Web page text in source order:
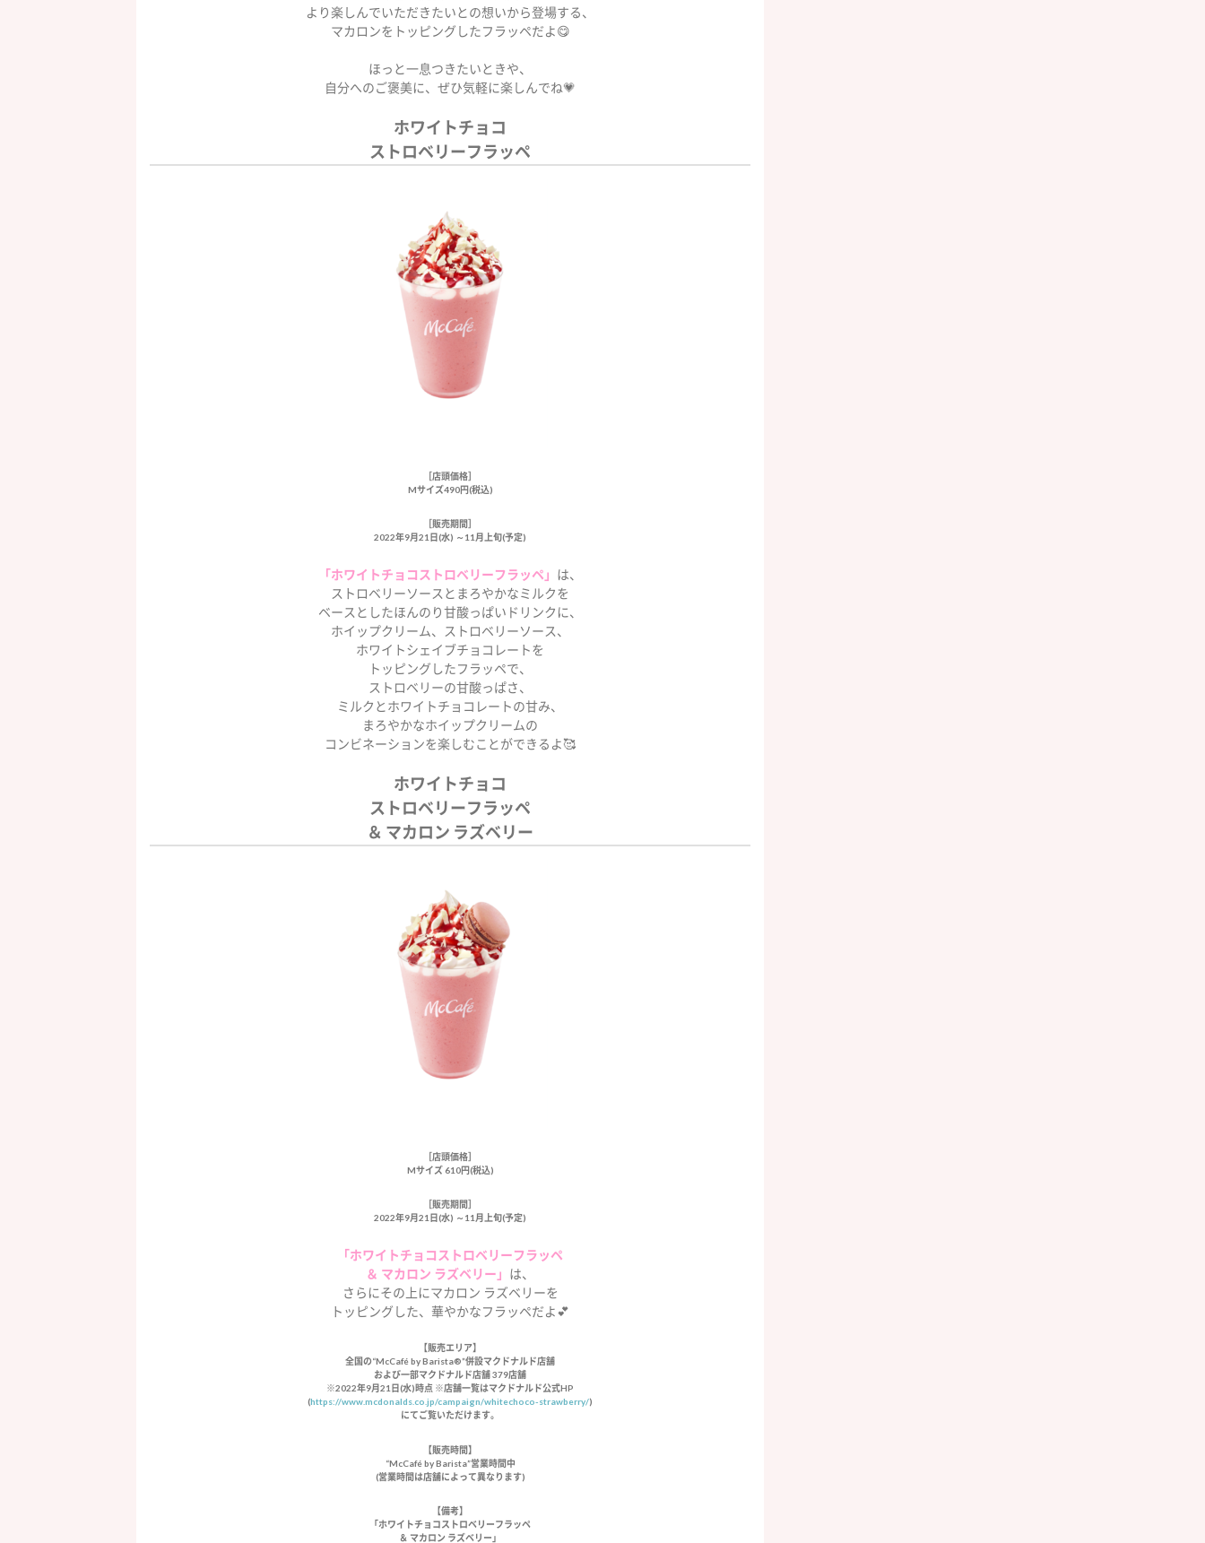
より楽しんでいただきたいとの想いから登場する、
マカロンをトッピングしたフラッペだよ😋
ほっと一息つきたいときや、
自分へのご褒美に、ぜひ気軽に楽しんでね💗
ホワイトチョコ
ストロベリーフラッペ
［店頭価格］
Mサイズ490円(税込)
［販売期間］
2022年9月21日(水) ～11月上旬(予定)
「ホワイトチョコストロベリーフラッペ」 は、
ストロベリーソースとまろやかなミルクを
ベースとしたほんのり甘酸っぱいドリンクに、
ホイップクリーム、ストロベリーソース、
ホワイトシェイブチョコレートを
トッピングしたフラッペで、
ストロベリーの甘酸っぱさ、
ミルクとホワイトチョコレートの甘み、
まろやかなホイップクリームの
コンビネーションを楽しむことができるよ🥰
ホワイトチョコ
ストロベリーフラッペ
＆ マカロン ラズベリー
［店頭価格］
Mサイズ 610円(税込)
［販売期間］
2022年9月21日(水) ～11月上旬(予定)
「ホワイトチョコストロベリーフラッペ
＆ マカロン ラズベリー」 は、
さらにその上にマカロン ラズベリーを
トッピングした、華やかなフラッペだよ💕
【販売エリア】
全国の“McCafé by Barista®”併設マクドナルド店舗
および一部マクドナルド店舗 379店舗
※2022年9月21日(水)時点 ※店舗一覧はマクドナルド公式HP
(https://www.mcdonalds.co.jp/campaign/whitechoco-strawberry/)
にてご覧いただけます。
【販売時間】
“McCafé by Barista”営業時間中
(営業時間は店舗によって異なります)
【備考】
「ホワイトチョコストロベリーフラッペ
＆ マカロン ラズベリー」